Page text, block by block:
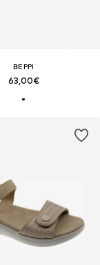
BEPPI
63,00€